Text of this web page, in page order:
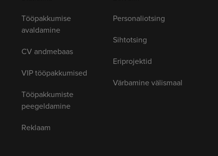
Tööpakkumise
avaldamine
CV andmebaas
VIP tööpakkumised
Tööpakkumiste
peegeldamine
Reklaam
Personaliotsing
Sihtotsing
Eriprojektid
Värbamine välismaal